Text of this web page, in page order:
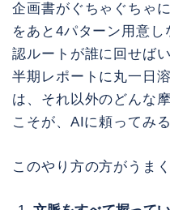
企画書がぐちゃぐちゃ
をあと4パターン用意
認ルートが誰に回せば
半期レポートに丸一日
は、それ以外のどんな
こそが、AIに頼ってみ
このやり方の方がうま